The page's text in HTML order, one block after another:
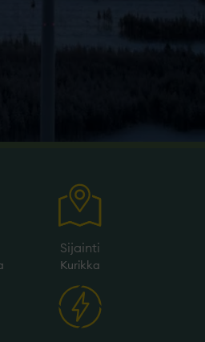
Sijainti
Kurikka